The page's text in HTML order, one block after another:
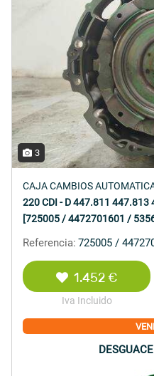
3
CAJA CAMBIOS
220 CDI - D 447.811 447.813
[725005 / 4472701601 /
Referencia: 725005 /
1.452 €
Iva Incluido